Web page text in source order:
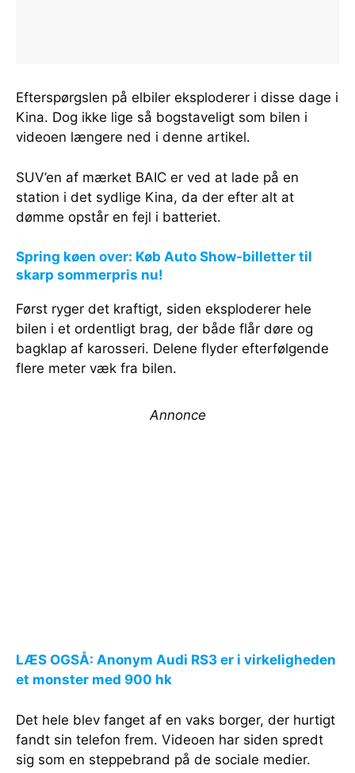
Efterspørgslen på elbiler eksploderer i disse dage i
Kina. Dog ikke lige så bogstaveligt som bilen i
videoen længere ned i denne artikel.
SUV’en af mærket BAIC er ved at lade på en
station i det sydlige Kina, da der efter alt at
dømme opstår en fejl i batteriet.
Spring køen over: Køb Auto Show-billetter til
skarp sommerpris nu!
Først ryger det kraftigt, siden eksploderer hele
bilen i et ordentligt brag, der både flår døre og
bagklap af karosseri. Delene flyder efterfølgende
flere meter væk fra bilen.
Annonce
LÆS OGSÅ: Anonym Audi RS3 er i virkeligheden
et monster med 900 hk
Det hele blev fanget af en vaks borger, der hurtigt
fandt sin telefon frem. Videoen har siden spredt
sig som en steppebrand på de sociale medier.